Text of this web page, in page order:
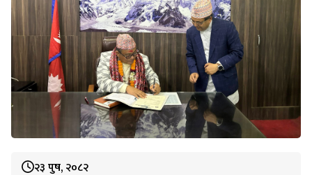
२३ पुष, २०८२